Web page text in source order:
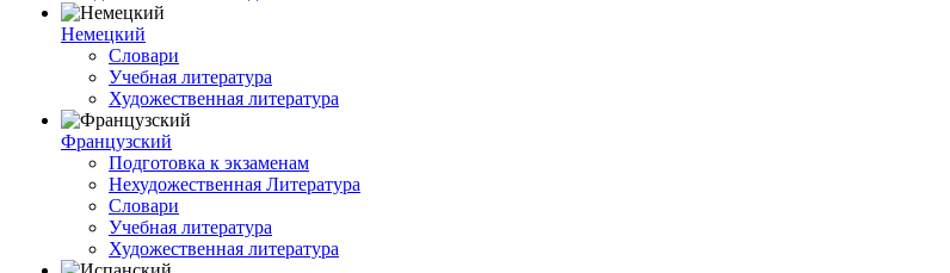
Немецкий
Словари
Учебная литература
Художественная литература
Французский
Подготовка к экзаменам
Нехудожественная Литература
Словари
Учебная литература
Художественная литература